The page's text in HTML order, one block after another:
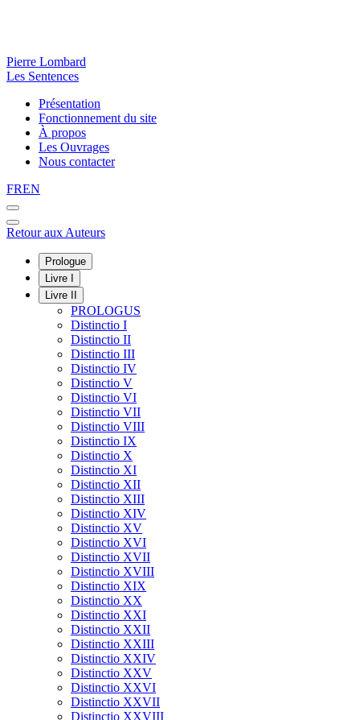
Pierre Lombard
Les Sentences
Présentation
Fonctionnement du site
À propos
Les Ouvrages
Nous contacter
FREN
Retour aux Auteurs
Prologue
Livre I
Livre II
PROLOGUS
Distinctio I
Distinctio II
Distinctio III
Distinctio IV
Distinctio V
Distinctio VI
Distinctio VII
Distinctio VIII
Distinctio IX
Distinctio X
Distinctio XI
Distinctio XII
Distinctio XIII
Distinctio XIV
Distinctio XV
Distinctio XVI
Distinctio XVII
Distinctio XVIII
Distinctio XIX
Distinctio XX
Distinctio XXI
Distinctio XXII
Distinctio XXIII
Distinctio XXIV
Distinctio XXV
Distinctio XXVI
Distinctio XXVII
Distinctio XXVIII